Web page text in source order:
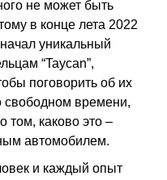
не может быть
в конце лета 2022
уникальный
“Taycan”,
поговорить об их
времени,
том, каково это –
автомобилем.
и каждый опыт